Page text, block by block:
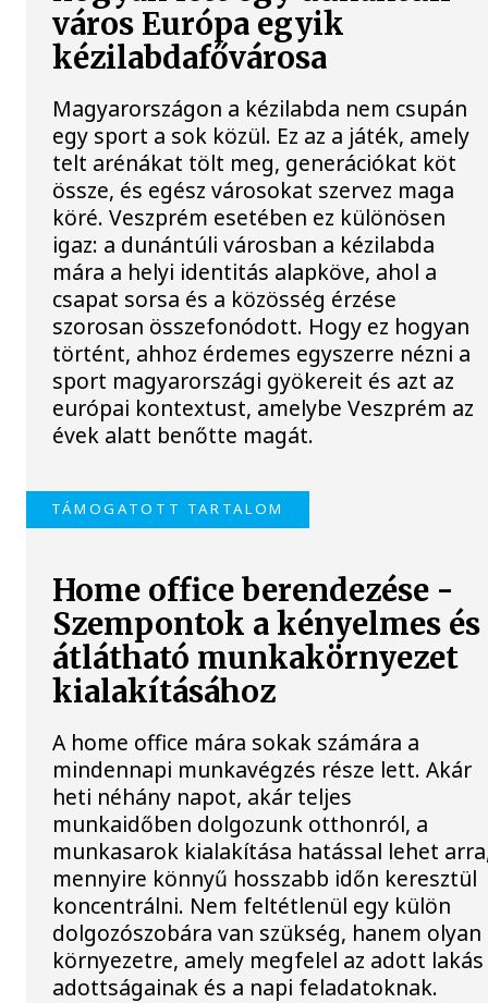
város Európa egyik
kézilabdafővárosa
Magyarországon a kézilabda nem csupán
egy sport a sok közül. Ez az a játék, amely
telt arénákat tölt meg, generációkat köt
össze, és egész városokat szervez maga
köré. Veszprém esetében ez különösen
igaz: a dunántúli városban a kézilabda
mára a helyi identitás alapköve, ahol a
csapat sorsa és a közösség érzése
szorosan összefonódott. Hogy ez hogyan
történt, ahhoz érdemes egyszerre nézni a
sport magyarországi gyökereit és azt az
európai kontextust, amelybe Veszprém az
évek alatt benőtte magát.
TÁMOGATOTT TARTALOM
Home office berendezése -
Szempontok a kényelmes és
átlátható munkakörnyezet
kialakításához
A home office mára sokak számára a
mindennapi munkavégzés része lett. Akár
heti néhány napot, akár teljes
munkaidőben dolgozunk otthonról, a
munkasarok kialakítása hatással lehet
mennyire könnyű hosszabb időn keresztül
koncentrálni. Nem feltétlenül egy külön
dolgozószobára van szükség, hanem olyan
környezetre, amely megfelel az adott lakás
adottságainak és a napi feladatoknak.